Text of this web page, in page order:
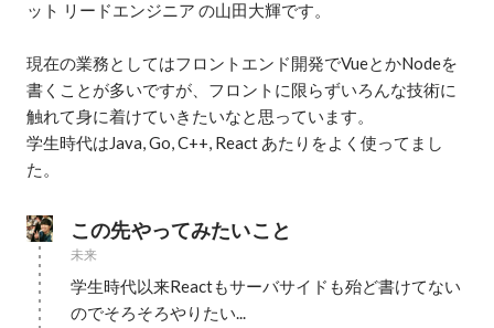
ット リードエンジニア の山田大輝です。
現在の業務としてはフロントエンド開発でVueとかNodeを
書くことが多いですが、フロントに限らずいろんな技術に
触れて身に着けていきたいなと思っています。
学生時代はJava, Go, C++, React あたりをよく使ってまし
た。
この先やってみたいこと
未来
学生時代以来Reactもサーバサイドも殆ど書けてない
のでそろそろやりたい...